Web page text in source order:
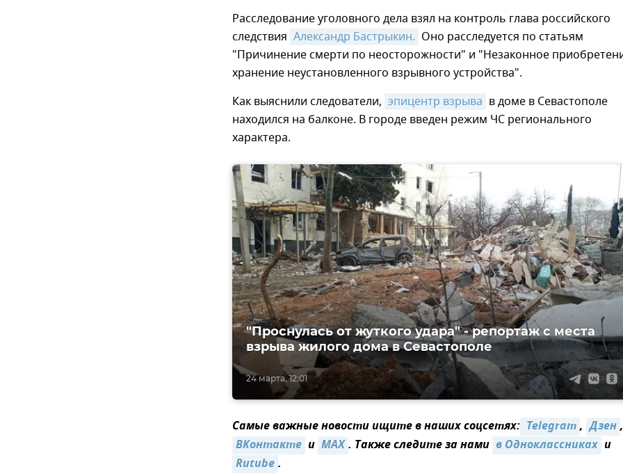
Расследование уголовного дела взял на контроль глава российского
следствия Александр Бастрыкин. Оно расследуется по статьям
"Причинение смерти по неосторожности" и "Незаконное
хранение неустановленного взрывного устройства".
Как выяснили следователи, эпицентр взрыва в доме в Севастополе
находился на балконе. В городе введен режим ЧС регионального
характера.
24 марта, 12:01
"Проснулась от жуткого удара" - репортаж с места
взрыва жилого дома в Севастополе
Самые важные новости ищите в наших соцсетях: Telegram, Дзен,
ВКонтакте и MAX. Также следите за нами в Одноклассниках и
Rutube.